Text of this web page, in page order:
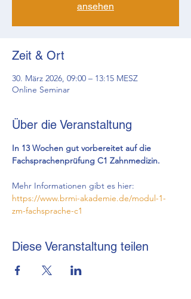
ansehen
Zeit & Ort
30. März 2026, 09:00 – 13:15 MESZ
Online Seminar
Über die Veranstaltung
In 13 Wochen gut vorbereitet auf die
Fachsprachenprüfung C1 Zahnmedizin.
Mehr Informationen gibt es hier:
https://www.brmi-akademie.de/modul-1-
zm-fachsprache-c1
Diese Veranstaltung teilen